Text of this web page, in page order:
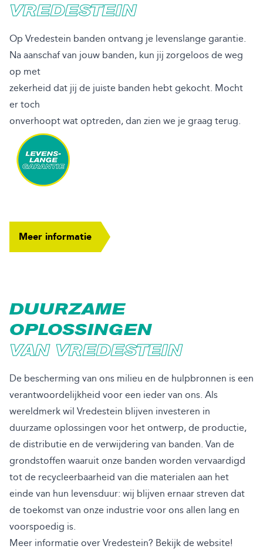
VREDESTEIN
Op Vredestein banden ontvang je levenslange garantie.
Na aanschaf van jouw banden, kun jij zorgeloos de weg
op met
zekerheid dat jij de juiste banden hebt gekocht. Mocht
er toch
onverhoopt wat optreden, dan zien we je graag terug.
Meer informatie
DUURZAME
OPLOSSINGEN
VAN VREDESTEIN
De bescherming van ons milieu en de hulpbronnen is een
verantwoordelijkheid voor een ieder van ons. Als
wereldmerk wil Vredestein blijven investeren in
duurzame oplossingen voor het ontwerp, de productie,
de distributie en de verwijdering van banden. Van de
grondstoffen waaruit onze banden worden vervaardigd
tot de recycleerbaarheid van die materialen aan het
einde van hun levensduur: wij blijven ernaar streven dat
de toekomst van onze industrie voor ons allen lang en
voorspoedig is.
Meer informatie over Vredestein? Bekijk de website!